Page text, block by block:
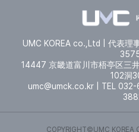
UMC KOREA co.,Ltd | 代表理
14447 京畿道富川市梧亭区三
102洞
umc@umck.co.kr | TEL
COPYRIGHT©UMC